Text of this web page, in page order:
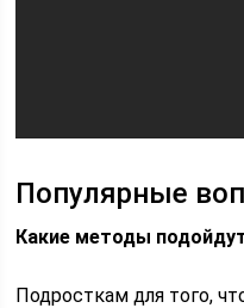
Популярные
Какие методы
Подросткам для того,